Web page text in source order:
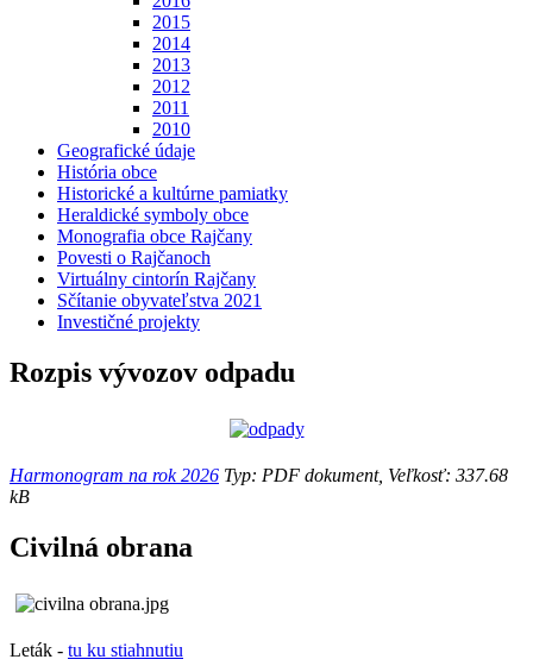
2015
2014
2013
2012
2011
2010
Geografické údaje
História obce
Historické a kultúrne pamiatky
Heraldické symboly obce
Monografia obce Rajčany
Povesti o Rajčanoch
Virtuálny cintorín Rajčany
Sčítanie obyvateľstva 2021
Investičné projekty
Rozpis vývozov odpadu
Harmonogram na rok 2026 Typ: PDF dokument, Veľkosť: 337.68
kB
Civilná obrana
Leták - tu ku stiahnutiu